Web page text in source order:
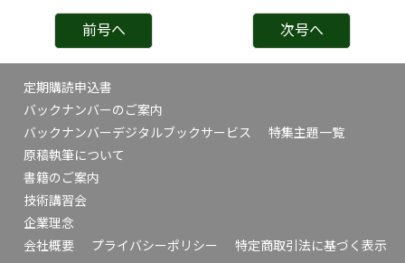
前号へ 次号へ
定期購読申込書
バックナンバーのご案内
バックナンバーデジタルブックサービス
特集主題一覧
原稿執筆について
書籍のご案内
技術講習会
企業理念
会社概要
プライバシーポリシー
特定商取引法に基づく表示